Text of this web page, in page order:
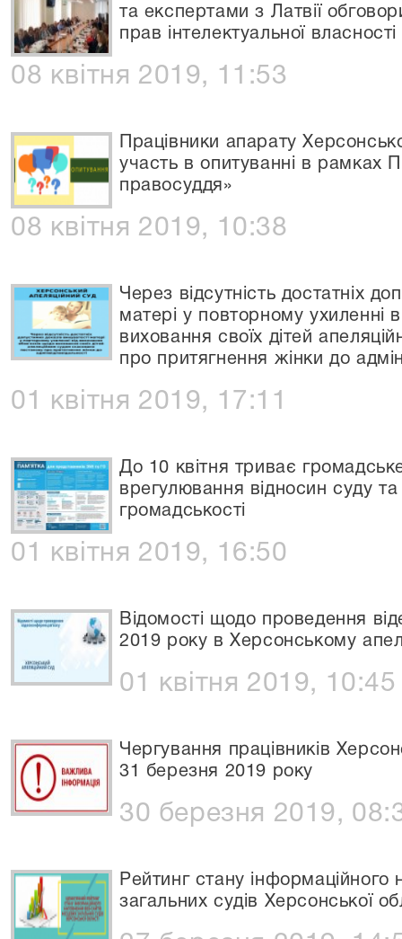
та експертами з Латвії
прав інтелектуальної власності
08 квітня 2019, 11:53
Працівники апарату
участь в опитуванні в рамках
правосуддя»
08 квітня 2019, 10:38
Через відсутність достатніх
матері у повторному ухиленні
виховання своїх дітей
про притягнення жінки до
01 квітня 2019, 17:11
До 10 квітня триває
врегулювання відносин суду
громадськості
01 квітня 2019, 16:50
Відомості щодо проведення
2019 року в Херсонському
01 квітня 2019, 10:45
Чергування працівників
31 березня 2019 року
30 березня 2019,
Рейтинг стану інформаційного
загальних судів Херсонської